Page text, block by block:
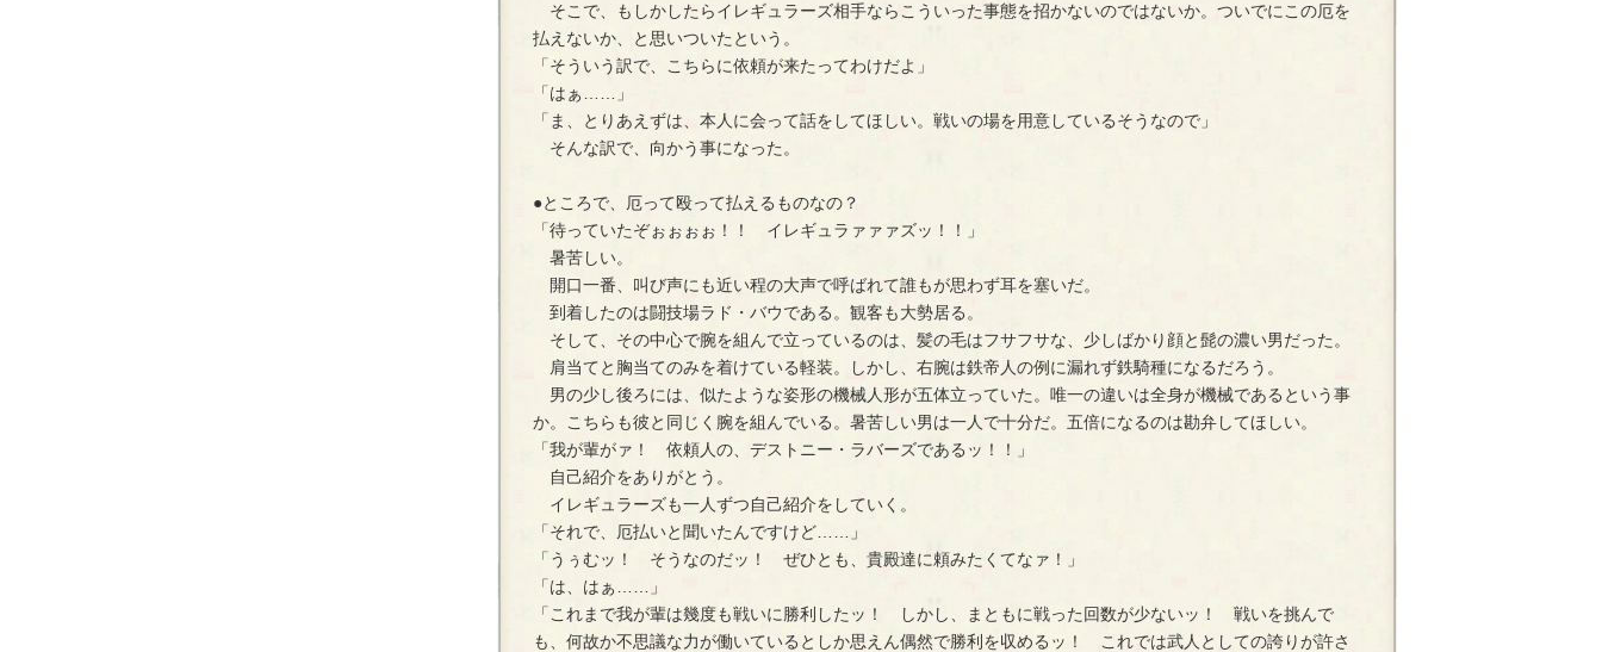
そこで、もしかしたらイレギュラーズ相手ならこういった事態を招かないのではないか。ついでにこの厄を
払えないか、と思いついたという。
「そういう訳で、こちらに依頼が来たってわけだよ」
「はぁ……」
「ま、とりあえずは、本人に会って話をしてほしい。戦いの場を用意しているそうなので」
そんな訳で、向かう事になった。
●ところで、厄って殴って払えるものなの？
「待っていたぞぉぉぉぉ！！ イレギュラァァァズッ！！」
暑苦しい。
開口一番、叫び声にも近い程の大声で呼ばれて誰もが思わず耳を塞いだ。
到着したのは闘技場ラド・バウである。観客も大勢居る。
そして、その中心で腕を組んで立っているのは、髪の毛はフサフサな、少しばかり顔と髭の濃い男だった。
肩当てと胸当てのみを着けている軽装。しかし、右腕は鉄帝人の例に漏れず鉄騎種になるだろう。
男の少し後ろには、似たような姿形の機械人形が五体立っていた。唯一の違いは全身が機械であるという事
か。こちらも彼と同じく腕を組んでいる。暑苦しい男は一人で十分だ。五倍になるのは勘弁してほしい。
「我が輩がァ！ 依頼人の、デストニー・ラバーズであるッ！！」
自己紹介をありがとう。
イレギュラーズも一人ずつ自己紹介をしていく。
「それで、厄払いと聞いたんですけど……」
「うぅむッ！ そうなのだッ！ ぜひとも、貴殿達に頼みたくてなァ！」
「は、はぁ……」
「これまで我が輩は幾度も戦いに勝利したッ！ しかし、まともに戦った回数が少ないッ！ 戦いを挑んで
も、何故か不思議な力が働いているとしか思えん偶然で勝利を収めるッ！ これでは武人としての誇りが許さ